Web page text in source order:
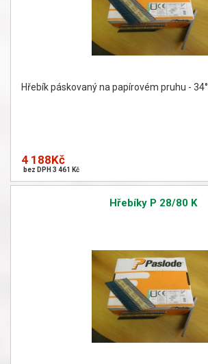
Hřebík páskovaný na papírovém pruhu - 34°
4 188Kč
bez DPH 3 461 Kč
Hřebíky P 28/80 K